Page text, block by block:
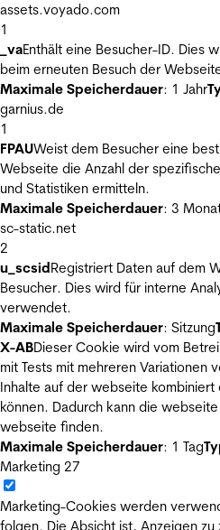
assets.voyado.com
1
_vaEnthält eine Besucher-ID. Dies
beim erneuten Besuch der
Maximale Speicherdauer: 1 Jahr
garnius.de
1
FPAUWeist dem Besucher eine
Webseite die Anzahl der
und Statistiken ermitteln.
Maximale Speicherdauer: 3
sc-static.net
2
u_scsidRegistriert Daten auf dem
Besucher. Dies wird für interne
verwendet.
Maximale Speicherdauer: Sitzung
X-ABDieser Cookie wird vom
mit Tests mit mehreren Variationen
Inhalte auf der webseite
können. Dadurch kann die
webseite finden.
Maximale Speicherdauer: 1 Tag
Marketing 27
Marketing-Cookies werden
folgen. Die Absicht ist, Anzeigen